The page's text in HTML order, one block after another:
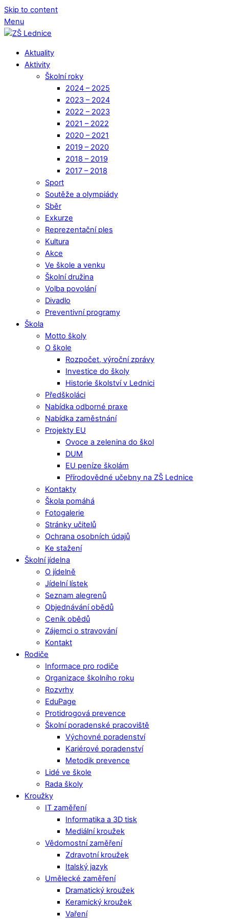
Skip to content
Menu
Aktuality
Aktivity
Školní roky
2024 – 2025
2023 – 2024
2022 – 2023
2021 – 2022
2020 – 2021
2019 – 2020
2018 – 2019
2017 – 2018
Sport
Soutěže a olympiády
Sběr
Exkurze
Reprezentační ples
Kultura
Akce
Ve škole a venku
Školní družina
Volba povolání
Divadlo
Preventivní programy
Škola
Motto školy
O škole
Rozpočet, výroční zprávy
Investice do školy
Historie školství v Lednici
Předškoláci
Nabídka odborné praxe
Nabídka zaměstnání
Projekty EU
Ovoce a zelenina do škol
DUM
EU peníze školám
Přírodovědné učebny na ZŠ Lednice
Kontakty
Škola pomáhá
Fotogalerie
Stránky učitelů
Ochrana osobních údajů
Ke stažení
Školní jídelna
O jídelně
Jídelní lístek
Seznam alegrenů
Objednávání obědů
Ceník obědů
Zájemci o stravování
Kontakt
Rodiče
Informace pro rodiče
Organizace školního roku
Rozvrhy
EduPage
Protidrogová prevence
Školní poradenské pracoviště
Výchovné poradenství
Kariérové poradenství
Metodik prevence
Lidé ve škole
Rada školy
Kroužky
IT zaměření
Informatika a 3D tisk
Mediální kroužek
Vědomostní zaměření
Zdravotní kroužek
Italský jazyk
Umělecké zaměření
Dramatický kroužek
Keramický kroužek
Vaření